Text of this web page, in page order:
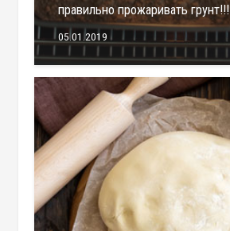
правильно прожаривать грунт!!!
05.01.2019